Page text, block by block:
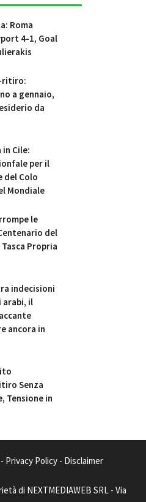
Roma
4-1, Goal
ritiro:
a gennaio,
da
in Cile:
per il
del Colo
Mondiale
le
del
Propria
indecisioni
arabi, il
ancora in
Senza
Tensione in
- Privacy Policy - Disclaimer
di NEXTMEDIAWEB SRL - Via